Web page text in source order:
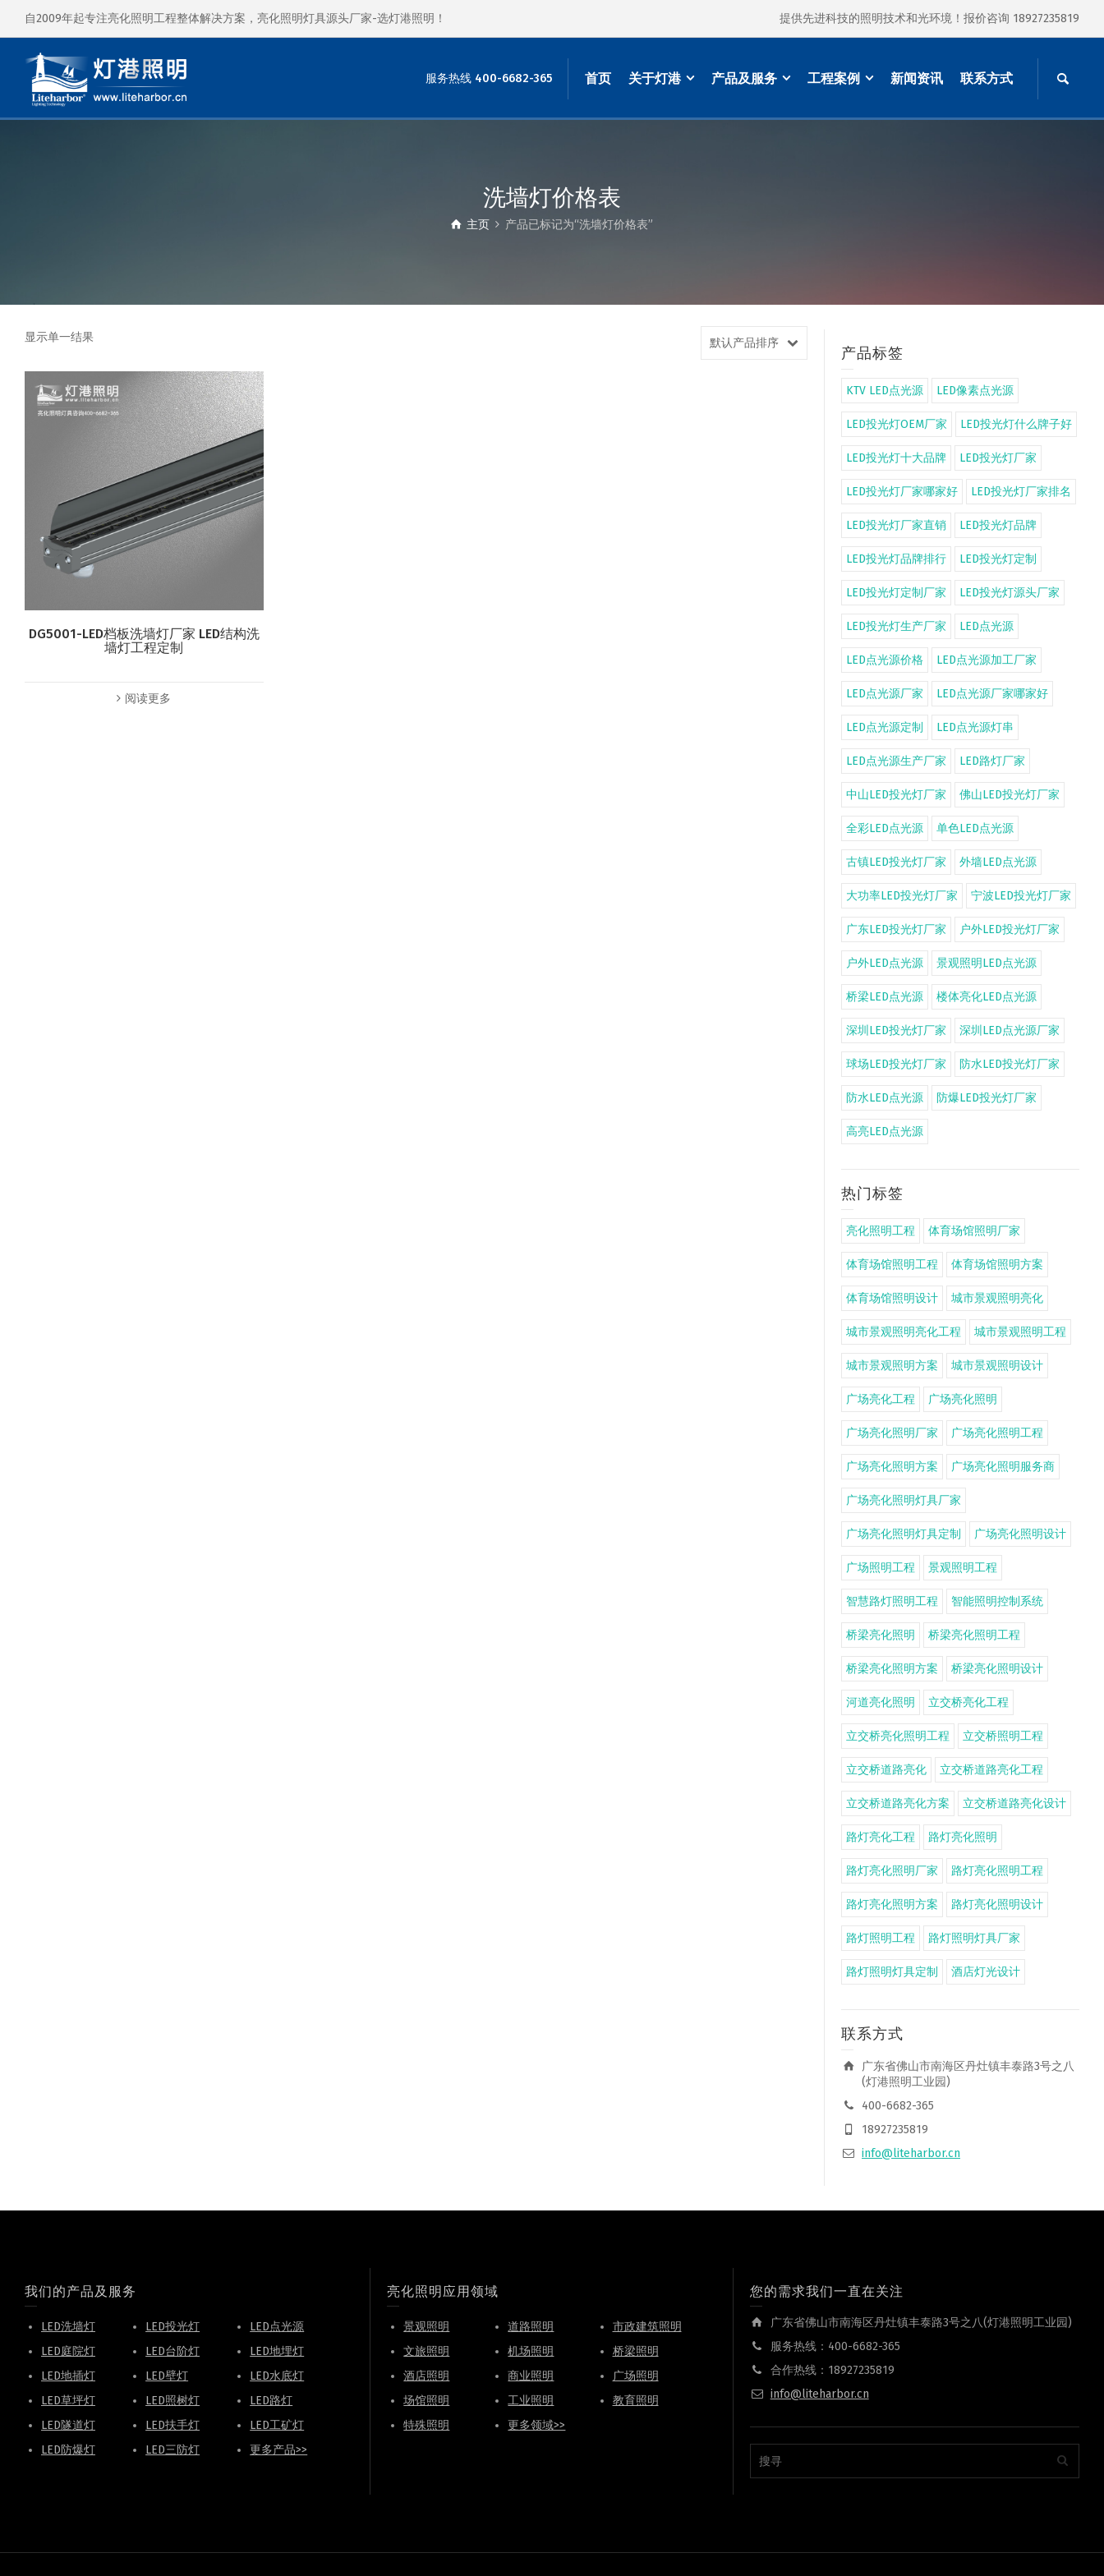
自2009年起专注亮化照明工程整体解决方案，亮化照明灯具源头厂家-选灯港照明！ 提供先进科技的照明技术和光环境！报价咨询 18927235819
服务热线 400-6682-365 首页 关于灯港 产品及服务 工程案例 新闻资讯 联系方式
洗墙灯价格表
主页 产品已标记为“洗墙灯价格表”
显示单一结果 默认产品排序
DG5001-LED档板洗墙灯厂家 LED结构洗
墙灯工程定制
阅读更多
产品标签
KTV LED点光源 LED像素点光源
LED投光灯OEM厂家 LED投光灯什么牌子好
LED投光灯十大品牌 LED投光灯厂家
LED投光灯厂家哪家好 LED投光灯厂家排名
LED投光灯厂家直销 LED投光灯品牌
LED投光灯品牌排行 LED投光灯定制
LED投光灯定制厂家 LED投光灯源头厂家
LED投光灯生产厂家 LED点光源
LED点光源价格 LED点光源加工厂家
LED点光源厂家 LED点光源厂家哪家好
LED点光源定制 LED点光源灯串
LED点光源生产厂家 LED路灯厂家
中山LED投光灯厂家 佛山LED投光灯厂家
全彩LED点光源 单色LED点光源
古镇LED投光灯厂家 外墙LED点光源
大功率LED投光灯厂家 宁波LED投光灯厂家
广东LED投光灯厂家 户外LED投光灯厂家
户外LED点光源 景观照明LED点光源
桥梁LED点光源 楼体亮化LED点光源
深圳LED投光灯厂家 深圳LED点光源厂家
球场LED投光灯厂家 防水LED投光灯厂家
防水LED点光源 防爆LED投光灯厂家
高亮LED点光源
热门标签
亮化照明工程 体育场馆照明厂家
体育场馆照明工程 体育场馆照明方案
体育场馆照明设计 城市景观照明亮化
城市景观照明亮化工程 城市景观照明工程
城市景观照明方案 城市景观照明设计
广场亮化工程 广场亮化照明
广场亮化照明厂家 广场亮化照明工程
广场亮化照明方案 广场亮化照明服务商
广场亮化照明灯具厂家
广场亮化照明灯具定制 广场亮化照明设计
广场照明工程 景观照明工程
智慧路灯照明工程 智能照明控制系统
桥梁亮化照明 桥梁亮化照明工程
桥梁亮化照明方案 桥梁亮化照明设计
河道亮化照明 立交桥亮化工程
立交桥亮化照明工程 立交桥照明工程
立交桥道路亮化 立交桥道路亮化工程
立交桥道路亮化方案 立交桥道路亮化设计
路灯亮化工程 路灯亮化照明
路灯亮化照明厂家 路灯亮化照明工程
路灯亮化照明方案 路灯亮化照明设计
路灯照明工程 路灯照明灯具厂家
路灯照明灯具定制 酒店灯光设计
联系方式
广东省佛山市南海区丹灶镇丰泰路3号之八
(灯港照明工业园)
400-6682-365
18927235819
info@liteharbor.cn
我们的产品及服务
LED洗墙灯 LED投光灯
LED点光源
LED庭院灯
LED台阶灯
LED地埋灯
LED地插灯
LED壁灯
LED水底灯
LED草坪灯
LED照树灯
LED路灯
LED隧道灯
LED扶手灯
LED工矿灯
LED防爆灯
LED三防灯 更多产品>>
亮化照明应用领域
景观照明 道路照明
市政建筑照明
文旅照明
机场照明
桥梁照明
酒店照明
商业照明
广场照明
场馆照明
工业照明
教育照明
特殊照明
更多领域>>
您的需求我们一直在关注
广东省佛山市南海区丹灶镇丰泰路3号之八(灯港照明工业园)
服务热线：400-6682-365
合作热线：18927235819
info@liteharbor.cn